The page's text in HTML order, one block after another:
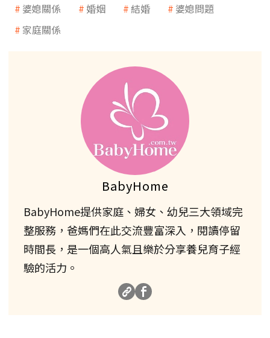
婆媳關係
婚姻 結婚
婆媳問題
家庭關係
BabyHome
BabyHome提供家庭、婦女、幼兒三大領域完
整服務，爸媽們在此交流豐富深入，閱讀停留
時間長，是一個高人氣且樂於分享養兒育子經
驗的活力。